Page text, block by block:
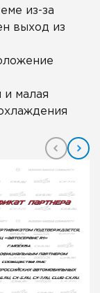
из-за
выход из
и малая